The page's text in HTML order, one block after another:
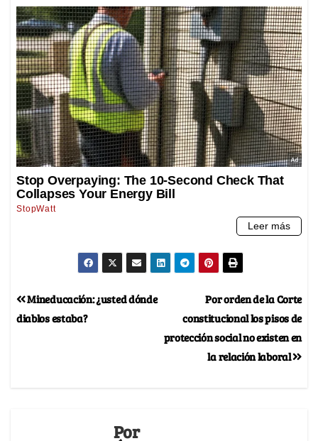
Por orden de la Corte
constitucional los pisos de
protección social no existen en
la relación laboral
Mineducación: ¿usted dónde
diablos estaba?
Por